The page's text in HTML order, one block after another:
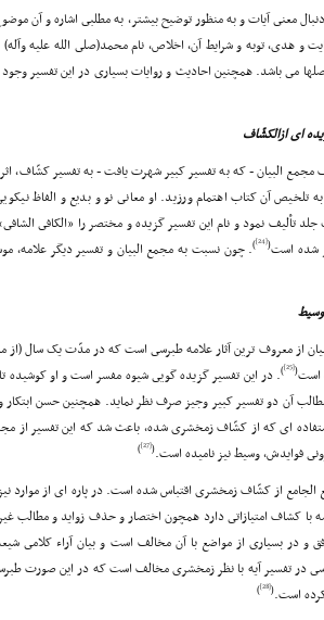
دنبال معنى آیات و به منظور توضیح بیشتر، به مطلبى اشاره و آن
هدى، توبه و شرایط آن، اخلاص، نام محمد(صلى الله علیه وآله)
مى باشد. همچنین احادیث و روایات بسیارى در این تفسیر
اى ازالکشّاف
مجمع البیان - که به تفسیر کبیر شهرت یافت - به تفسیر کشّاف،
تلخیص آن کتاب اهتمام ورزید. او معانى نو و بدیع و الفاظ
تألیف نمود و نام این تفسیر گزیده و مختصر را «الکافى
شده است(
[24]
). چون نسبت به مجمع البیان و تفسیر دیگر علامه،
است(
[25]
). در این تفسیر گزیده گویى شیوه مفسر است و او کوشیده
آن دو تفسیر کبیر وجیز صرف نظر نماید. همچنین حسن
اى که از کشّاف زمخشرى شده، باعث شد که این تفسیر از
فوایدش، وسیط نیز نامیده است.(
[27]
)
الجامع از کشّاف زمخشرى اقتباس شده است. در پاره اى از موارد
با کشاف امتیازاتى دارد همچون اختصار و حذف زواید و مطالب
در بسیارى از مواضع با آن مخالف است و بیان آراء کلامى شیعه
در تفسیر آیه با نظر زمخشرى مخالف است که در این صورت
است.(
[28]
)